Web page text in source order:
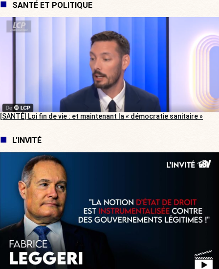
SANTÉ ET POLITIQUE
[SANTÉ] Loi fin de vie : et maintenant la « démocratie sanitaire »
L'INVITÉ